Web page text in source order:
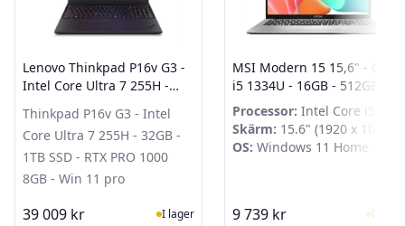
Lenovo Thinkpad P16v G3 -
Intel Core Ultra 7 255H -
1000 8GB - Win 11 pro
Thinkpad P16v G3 - Intel
Core Ultra 7 255H - 32GB -
1TB SSD - RTX PRO 1000
8GB - Win 11 pro
39 009 kr I Lager
I lager
MSI Modern 15 15,6" - Core
i5 1334U - 16GB - 512GB
SSD - Windows 11 Home
Processor: Intel Core i5
1334U
Skärm: 15.6" (1920 x 1080)
OS: Windows 11 Home
9 739 kr I